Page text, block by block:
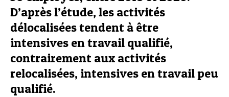
D’après l’étude, les activités
délocalisées tendent à être
intensives en travail qualifié,
contrairement aux activités
relocalisées, intensives en travail peu
qualifié.